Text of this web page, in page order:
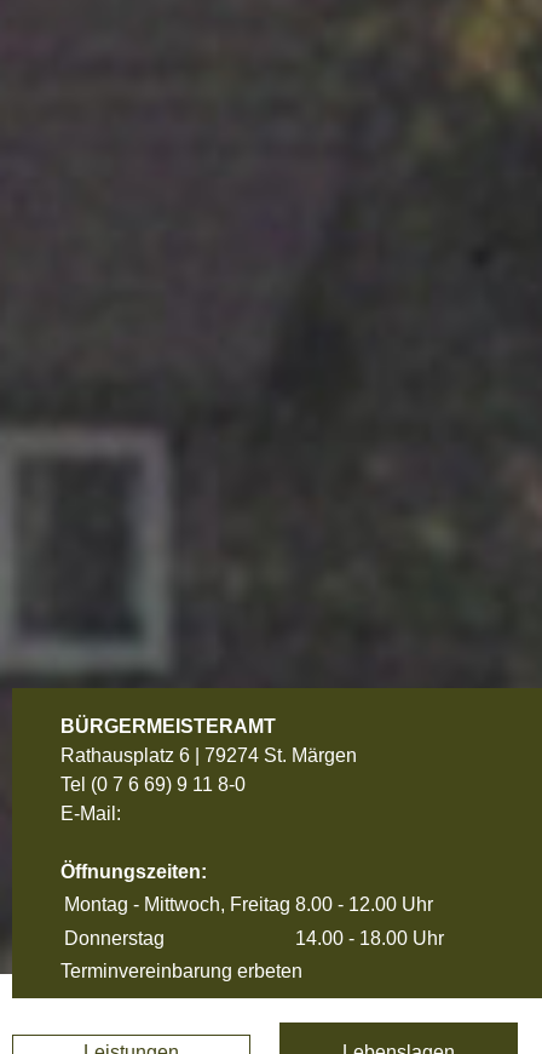
BÜRGERMEISTERAMT
Rathausplatz 6 | 79274 St. Märgen
Tel (0 7 6 69) 9 11 8-0
E-Mail:
Öffnungszeiten:
Montag - Mittwoch, Freitag 8.00 - 12.00 Uhr
Donnerstag
14.00 - 18.00 Uhr
Terminvereinbarung erbeten